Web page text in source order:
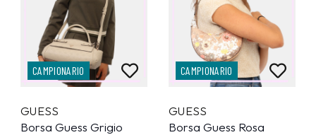
CAMPIONARIO
GUESS
Borsa Guess Grigio
CAMPIONARIO
GUESS
Borsa Guess Rosa